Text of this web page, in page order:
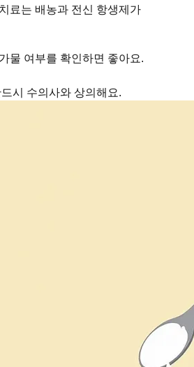
료는 배농과 전신 항생제가
물 여부를 확인하면 좋아요.
시 수의사와 상의해요.